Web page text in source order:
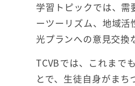
学習トピックでは、
ーツーリズム、地域
光プランへの意見交換
TCVBでは、これまで
とで、生徒自身がま